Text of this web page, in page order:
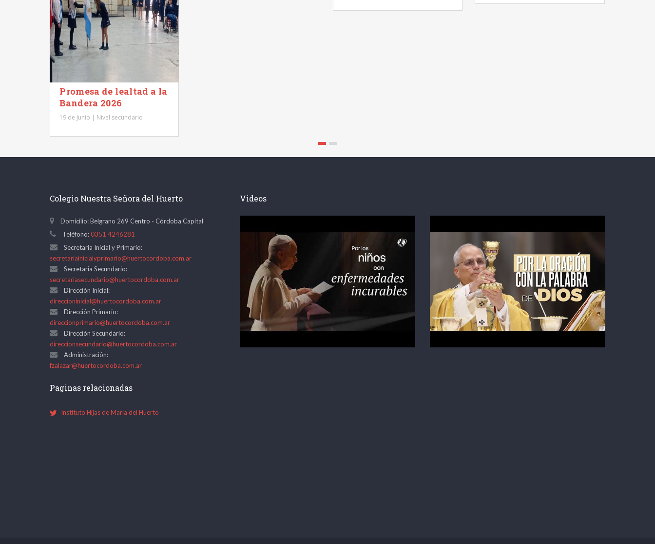
Promesa de lealtad a la
Bandera 2026
19 de junio | Nivel secundario
Colegio Nuestra Señora del Huerto
Domicilio: Belgrano 269 Centro - Córdoba Capital
Teléfono:0351 4246281
Secretaria Inicial y Primario:
secretariainicialyprimario@huertocordoba.com.ar
Secretaria Secundario:
secretariasecundario@huertocordoba.com.ar
Dirección Inicial:
direccioninicial@huertocordoba.com.ar
Dirección Primario:
direccionprimario@huertocordoba.com.ar
Dirección Secundario:
direccionsecundario@huertocordoba.com.ar
Administración:
fzalazar@huertocordoba.com.ar
Paginas relacionadas
Instituto Hijas de María del Huerto
Videos